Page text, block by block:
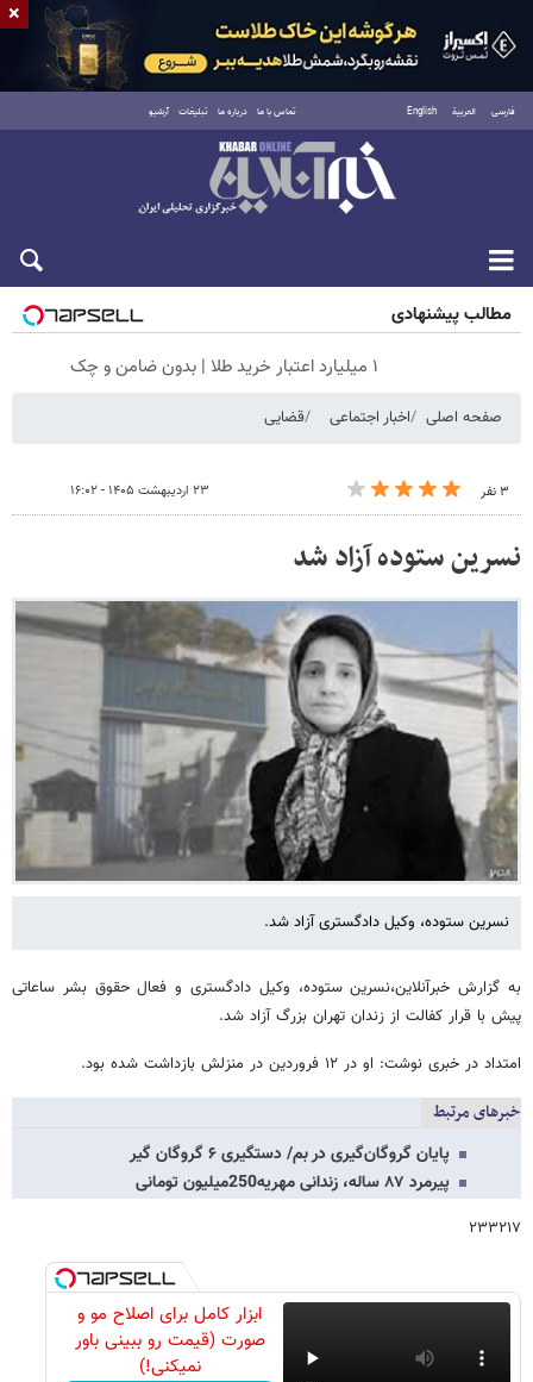
فارسی العربية English تماس با ما درباره ما تبلیغات آرشیو
جمعه ۱۶ مرداد ۱۴۰۵
مطالب پیشنهادی
۱ میلیارد اعتبار خرید طلا | بدون ضامن و چک
صفحه اصلی اخبار اجتماعی قضایی
۳ نفر ۲۳ اردیبهشت ۱۴۰۵ - ۱۶:۰۲
نسرین ستوده آزاد شد
نسرین ستوده، وکیل دادگستری آزاد شد.
به گزارش خبرآنلاین،نسرین ستوده، وکیل دادگستری و فعال حقوق بشر ساعاتی
پیش با قرار کفالت از زندان تهران بزرگ آزاد شد.
امتداد در خبری نوشت: او در ۱۲ فروردین در منزلش بازداشت شده بود.
خبرهای مرتبط
پایان گروگان‌گیری در بم/ دستگیری ۶ گروگان گیر
پیرمرد ۸۷ ساله، زندانی مهریه250میلیون تومانی
۲۳۳۲۱۷
ابزار کامل برای اصلاح مو و
صورت (قیمت رو ببینی باور
نمیکنی!)
×